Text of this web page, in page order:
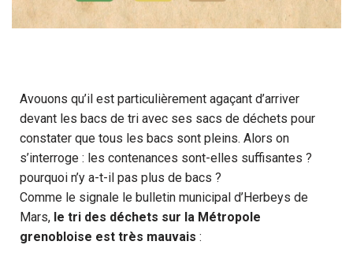
Avouons qu’il est particulièrement agaçant d’arriver
devant les bacs de tri avec ses sacs de déchets pour
constater que tous les bacs sont pleins. Alors on
s’interroge : les contenances sont-elles suffisantes ?
pourquoi n’y a-t-il pas plus de bacs ?
Comme le signale le bulletin municipal d’Herbeys de
Mars, le tri des déchets sur la Métropole
grenobloise est très mauvais :